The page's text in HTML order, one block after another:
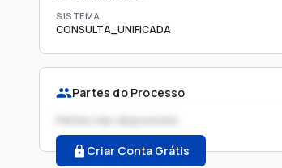
SISTEMA
CONSULTA_UNIFICADA
Partes do Processo
Partes não disponíveis
Criar Conta Grátis